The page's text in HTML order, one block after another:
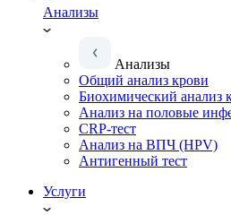
Анализы
Анализы
Общий анализ крови
Биохимический анализ
Анализ на половые
CRP-тест
Анализ на ВПЧ (HPV)
Антигенный тест
Услуги